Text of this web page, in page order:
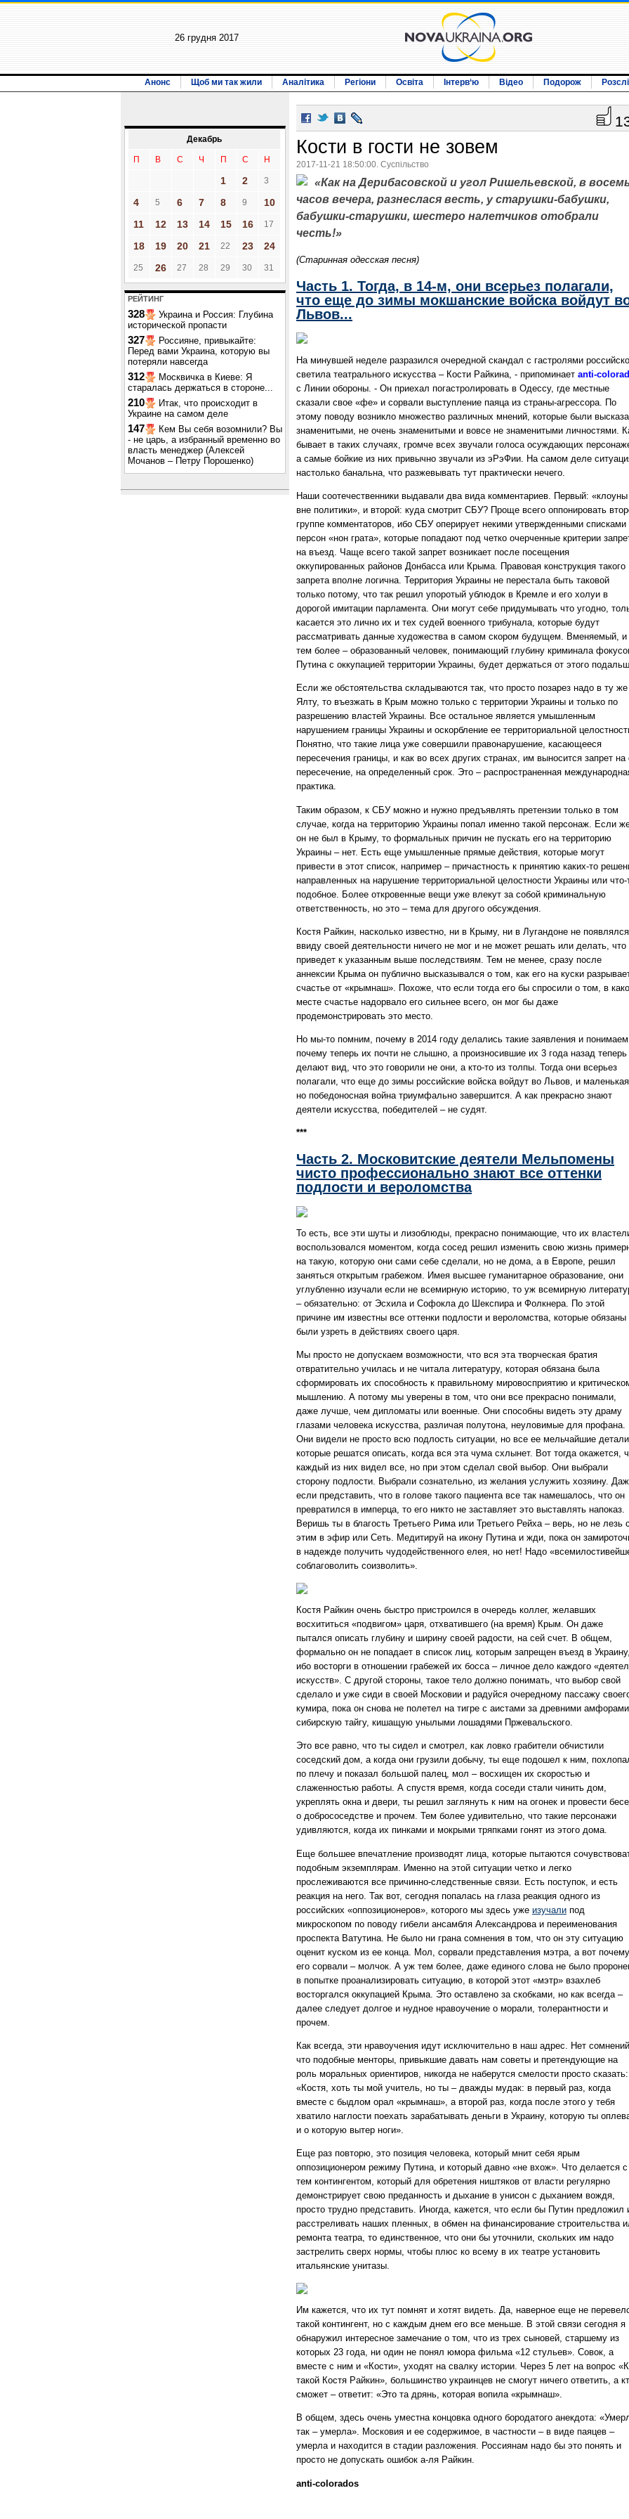
26 грудня 2017
Анонс Щоб ми так жили Аналітика Регіони Освіта Інтерв‘ю Відео Подорож
Декабрь
П В С Ч П С Н
1 2 3
4 5 6 7 8 9
10
11
12 13 14 15 16 17
18 19 20 21 22 23 24
25 26 27 28 29 30 31
РЕЙТИНГ
328
Украина и Россия: Глубина
исторической пропасти
327
Россияне, привыкайте:
Перед вами Украина, которую вы
потеряли навсегда
312
Москвичка в Киеве: Я
старалась держаться в стороне...
210
Итак, что происходит в
Украине на самом деле
147
Кем Вы себя возомнили? Вы
- не царь, а избранный временно во
власть менеджер (Алексей
Мочанов – Петру Порошенко)
Кости в гости не зовем
2017-11-21 18:50:00. Суспільство
«Как на Дерибасовской и угол Ришельевской, в
часов вечера, разнеслася весть, у старушки-бабушки,
бабушки-старушки, шестеро налетчиков отобрали
честь!»
(Старинная одесская песня)
Часть 1. Тогда, в 14-м, они всерьез полагали,
что еще до зимы мокшанские войска войдут
Львов...
На минувшей неделе разразился очередной скандал с гастролями
светила театрального искусства – Кости Райкина, - припоминает anti-
с Линии обороны. - Он приехал погастролировать в Одессу, где местные
сказали свое «фе» и сорвали выступление паяца из страны-агрессора. По
этому поводу возникло множество различных мнений, которые были
знаменитыми, не очень знаменитыми и вовсе не знаменитыми личностями.
бывает в таких случаях, громче всех звучали голоса осуждающих
а самые бойкие из них привычно звучали из эРэФии. На самом деле
настолько банальна, что разжевывать тут практически нечего.
Наши соотечественники выдавали два вида комментариев. Первый:
вне политики», и второй: куда смотрит СБУ? Проще всего оппонировать
группе комментаторов, ибо СБУ оперирует некими утвержденными списками
персон «нон грата», которые попадают под четко очерченные критерии
на въезд. Чаще всего такой запрет возникает после посещения
оккупированных районов Донбасса или Крыма. Правовая конструкция такого
запрета вполне логична. Территория Украины не перестала быть таковой
только потому, что так решил упоротый ублюдок в Кремле и его холуи в
дорогой имитации парламента. Они могут себе придумывать что угодно,
касается это лично их и тех судей военного трибунала, которые будут
рассматривать данные художества в самом скором будущем. Вменяемый, и
тем более – образованный человек, понимающий глубину криминала
Путина с оккупацией территории Украины, будет держаться от этого
Если же обстоятельства складываются так, что просто позарез надо в ту же
Ялту, то въезжать в Крым можно только с территории Украины и только по
разрешению властей Украины. Все остальное является умышленным
нарушением границы Украины и оскорбление ее территориальной
Понятно, что такие лица уже совершили правонарушение, касающееся
пересечения границы, и как во всех других странах, им выносится запрет на
пересечение, на определенный срок. Это – распространенная
практика.
Таким образом, к СБУ можно и нужно предъявлять претензии только в том
случае, когда на территорию Украины попал именно такой персонаж. Если
он не был в Крыму, то формальных причин не пускать его на территорию
Украины – нет. Есть еще умышленные прямые действия, которые могут
привести в этот список, например – причастность к принятию каких-то
направленных на нарушение территориальной целостности Украины или что-
подобное. Более откровенные вещи уже влекут за собой криминальную
ответственность, но это – тема для другого обсуждения.
Костя Райкин, насколько известно, ни в Крыму, ни в Лугандоне не
ввиду своей деятельности ничего не мог и не может решать или делать, что
приведет к указанным выше последствиям. Тем не менее, сразу после
аннексии Крыма он публично высказывался о том, как его на куски
счастье от «крымнаш». Похоже, что если тогда его бы спросили о том, в
месте счастье надорвало его сильнее всего, он мог бы даже
продемонстрировать это место.
Но мы-то помним, почему в 2014 году делались такие заявления и
почему теперь их почти не слышно, а произносившие их 3 года назад теперь
делают вид, что это говорили не они, а кто-то из толпы. Тогда они всерьез
полагали, что еще до зимы российские войска войдут во Львов, и
но победоносная война триумфально завершится. А как прекрасно знают
деятели искусства, победителей – не судят.
***
Часть 2. Московитские деятели Мельпомены
чисто профессионально знают все оттенки
подлости и вероломства
То есть, все эти шуты и лизоблюды, прекрасно понимающие, что их
воспользовался моментом, когда сосед решил изменить свою жизнь
на такую, которую они сами себе сделали, но не дома, а в Европе, решил
заняться открытым грабежом. Имея высшее гуманитарное образование, они
углубленно изучали если не всемирную историю, то уж всемирную
– обязательно: от Эсхила и Софокла до Шекспира и Фолкнера. По этой
причине им известны все оттенки подлости и вероломства, которые обязаны
были узреть в действиях своего царя.
Мы просто не допускаем возможности, что вся эта творческая братия
отвратительно училась и не читала литературу, которая обязана была
сформировать их способность к правильному мировосприятию и
мышлению. А потому мы уверены в том, что они все прекрасно понимали,
даже лучше, чем дипломаты или военные. Они способны видеть эту драму
глазами человека искусства, различая полутона, неуловимые для профана.
Они видели не просто всю подлость ситуации, но все ее мельчайшие
которые решатся описать, когда вся эта чума схлынет. Вот тогда окажется,
каждый из них видел все, но при этом сделал свой выбор. Они выбрали
сторону подлости. Выбрали сознательно, из желания услужить хозяину.
если представить, что в голове такого пациента все так намешалось, что он
превратился в имперца, то его никто не заставляет это выставлять напоказ.
Веришь ты в благость Третьего Рима или Третьего Рейха – верь, но не лезь с
этим в эфир или Сеть. Медитируй на икону Путина и жди, пока он
в надежде получить чудодейственного елея, но нет! Надо
соблаговолить соизволить».
Костя Райкин очень быстро пристроился в очередь коллег, желавших
восхититься «подвигом» царя, отхватившего (на время) Крым. Он даже
пытался описать глубину и ширину своей радости, на сей счет. В общем,
формально он не попадает в список лиц, которым запрещен въезд в Украину,
ибо восторги в отношении грабежей их босса – личное дело каждого
искусств». С другой стороны, такое тело должно понимать, что выбор свой
сделало и уже сиди в своей Московии и радуйся очередному пассажу
кумира, пока он снова не полетел на тигре с аистами за древними
сибирскую тайгу, кишащую унылыми лошадями Пржевальского.
Это все равно, что ты сидел и смотрел, как ловко грабители обчистили
соседский дом, а когда они грузили добычу, ты еще подошел к ним,
по плечу и показал большой палец, мол – восхищен их скоростью и
слаженностью работы. А спустя время, когда соседи стали чинить дом,
укреплять окна и двери, ты решил заглянуть к ним на огонек и провести
о добрососедстве и прочем. Тем более удивительно, что такие персонажи
удивляются, когда их пинками и мокрыми тряпками гонят из этого дома.
Еще большее впечатление производят лица, которые пытаются
подобным экземплярам. Именно на этой ситуации четко и легко
прослеживаются все причинно-следственные связи. Есть поступок, и есть
реакция на него. Так вот, сегодня попалась на глаза реакция одного из
российских «оппозиционеров», которого мы здесь уже изучали под
микроскопом по поводу гибели ансамбля Александрова и переименования
проспекта Ватутина. Не было ни грана сомнения в том, что он эту ситуацию
оценит куском из ее конца. Мол, сорвали представления мэтра, а вот почему
его сорвали – молчок. А уж тем более, даже единого слова не было
в попытке проанализировать ситуацию, в которой этот «мэтр» взахлеб
восторгался оккупацией Крыма. Это оставлено за скобками, но как всегда –
далее следует долгое и нудное нравоучение о морали, толерантности и
прочем.
Как всегда, эти нравоучения идут исключительно в наш адрес. Нет сомнений,
что подобные менторы, привыкшие давать нам советы и претендующие на
роль моральных ориентиров, никогда не наберутся смелости просто сказать:
«Костя, хоть ты мой учитель, но ты – дважды мудак: в первый раз, когда
вместе с быдлом орал «крымнаш», а второй раз, когда после этого у тебя
хватило наглости поехать зарабатывать деньги в Украину, которую ты
и о которую вытер ноги».
Еще раз повторю, это позиция человека, который мнит себя ярым
оппозиционером режиму Путина, и который давно «не вхож». Что делается с
тем контингентом, который для обретения ништяков от власти регулярно
демонстрирует свою преданность и дыхание в унисон с дыханием вождя,
просто трудно представить. Иногда, кажется, что если бы Путин предложил
расстреливать наших пленных, в обмен на финансирование строительства
ремонта театра, то единственное, что они бы уточнили, скольких им надо
застрелить сверх нормы, чтобы плюс ко всему в их театре установить
итальянские унитазы.
Им кажется, что их тут помнят и хотят видеть. Да, наверное еще не
такой контингент, но с каждым днем его все меньше. В этой связи сегодня я
обнаружил интересное замечание о том, что из трех сыновей, старшему из
которых 23 года, ни один не понял юмора фильма «12 стульев». Совок, а
вместе с ним и «Кости», уходят на свалку истории. Через 5 лет на вопрос
такой Костя Райкин», большинство украинцев не смогут ничего ответить, а
сможет – ответит: «Это та дрянь, которая вопила «крымнаш».
В общем, здесь очень уместна концовка одного бородатого анекдота:
так – умерла». Московия и ее содержимое, в частности – в виде паяцев –
умерла и находится в стадии разложения. Россиянам надо бы это понять и
просто не допускать ошибок а-ля Райкин.
anti-colorados